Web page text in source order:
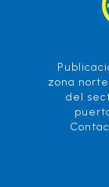
zona
del